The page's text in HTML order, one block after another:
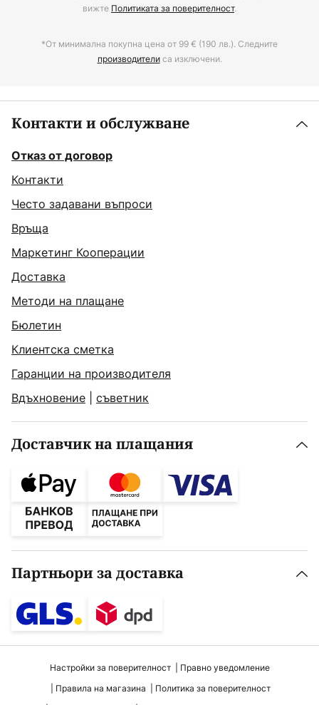
вижте Политиката за поверителност.
*От минимална покупна цена от 99 € (190 лв.). Следните
производителиса изключени.
Контакти и обслужване
Отказ от договор
Контакти
Често задавани въпроси
Връща
Маркетинг Кооперации
Доставка
Методи на плащане
Бюлетин
Клиентска сметка
Гаранции на производителя
Вдъхновение
съветник
Доставчик на плащания
Партньори за доставка
Настройки за поверителност
Правно уведомление
Правила на магазина
Политика за поверителност